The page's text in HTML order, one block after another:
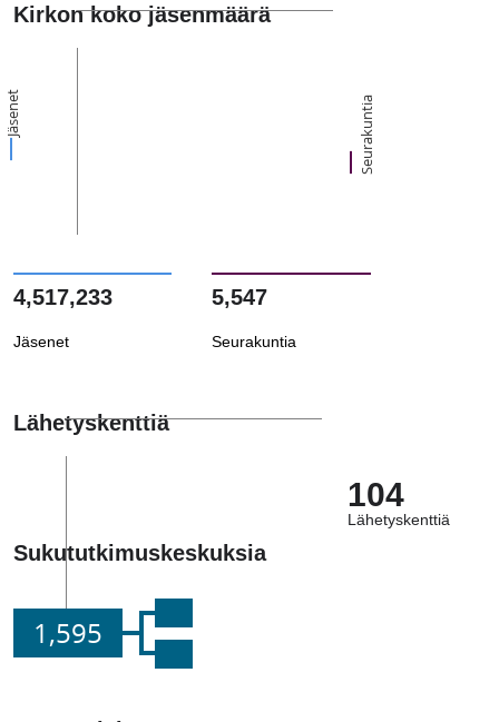
Kirkon koko jäsenmäärä
Jäsenet Seurakuntia
4,517,233
Jäsenet
5,547
Seurakuntia
Lähetyskenttiä
104
Lähetyskenttiä
Sukututkimuskeskuksia
1,595